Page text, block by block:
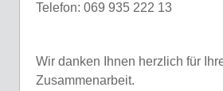
Telefon: 069 935 222 13
Wir danken Ihnen herzlich für
Zusammenarbeit.